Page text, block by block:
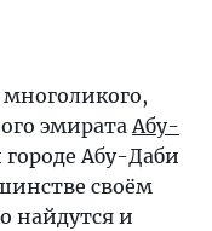
эмирата Абу-
Абу-Даби
своём
найдутся и